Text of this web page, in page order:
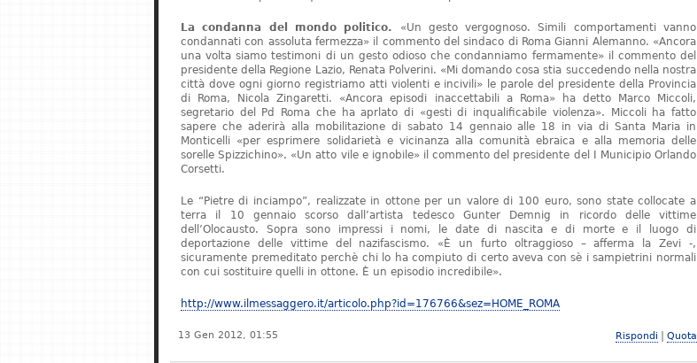
La condanna del mondo politico. «Un gesto vergognoso. Simili comportamenti vanno
condannati con assoluta fermezza» il commento del sindaco di Roma Gianni Alemanno. «Ancora
una volta siamo testimoni di un gesto odioso che condanniamo fermamente» il commento del
presidente della Regione Lazio, Renata Polverini. «Mi domando cosa stia succedendo nella nostra
città dove ogni giorno registriamo atti violenti e incivili» le parole del presidente della Provincia
di Roma, Nicola Zingaretti. «Ancora episodi inaccettabili a Roma» ha detto Marco Miccoli,
segretario del Pd Roma che ha aprlato di «gesti di inqualificabile violenza». Miccoli ha fatto
sapere che aderirà alla mobilitazione di sabato 14 gennaio alle 18 in via di Santa Maria in
Monticelli «per esprimere solidarietà e vicinanza alla comunità ebraica e alla memoria delle
sorelle Spizzichino». «Un atto vile e ignobile» il commento del presidente del I Municipio Orlando
Corsetti.
Le “Pietre di inciampo”, realizzate in ottone per un valore di 100 euro, sono state collocate a
terra il 10 gennaio scorso dall’artista tedesco Gunter Demnig in ricordo delle vittime
dell’Olocausto. Sopra sono impressi i nomi, le date di nascita e di morte e il luogo di
deportazione delle vittime del nazifascismo. «È un furto oltraggioso – afferma la Zevi -,
sicuramente premeditato perchè chi lo ha compiuto di certo aveva con sè i sampietrini normali
con cui sostituire quelli in ottone. È un episodio incredibile».
http://www.ilmessaggero.it/articolo.php?id=176766&sez=HOME_ROMA
13 Gen 2012, 01:55 Rispondi Quota